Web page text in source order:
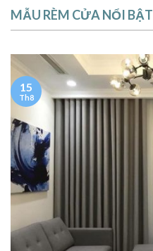
MẪU RÈM CỬA NỔI BẬT
15
Th8